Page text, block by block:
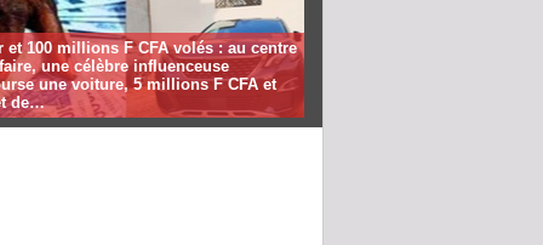
et 100 millions F CFA volés : au centre
une célèbre influenceuse
une voiture, 5 millions F CFA et
de…